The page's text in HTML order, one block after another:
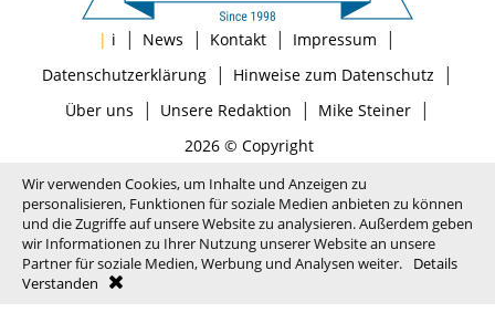
| i | News | Kontakt | Impressum |
Datenschutzerklärung| Hinweise zum Datenschutz |
Über uns | Unsere Redaktion | Mike Steiner|
2026 © Copyright
Wir verwenden Cookies, um Inhalte und Anzeigen zu
personalisieren, Funktionen für soziale Medien anbieten zu können
und die Zugriffe auf unsere Website zu analysieren. Außerdem geben
wir Informationen zu Ihrer Nutzung unserer Website an unsere
Partner für soziale Medien, Werbung und Analysen weiter.
Details
Verstanden